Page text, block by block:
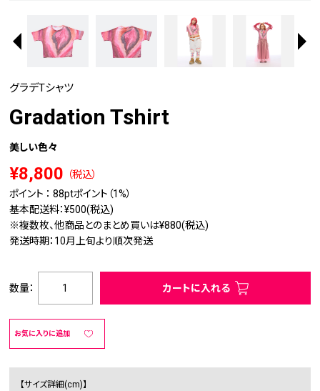
グラデTシャツ
Gradation Tshirt
美しい色々
¥8,800
（税込）
ポイント ： 88ptポイント（1%）
基本配送料：¥500(税込)
※複数枚、他商品とのまとめ買いは¥880(税込)
発送時期：10月上旬より順次発送
数量： カートに入れる
お気に入りに追加
【サイズ詳細(cm)】